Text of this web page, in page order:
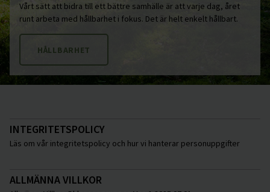
Vårt sätt att bidra till ett bättre samhälle är att varje dag, året
runt arbeta med hållbarhet i fokus. Det är helt enkelt hållbart.
HÅLLBARHET
INTEGRITETSPOLICY
Läs om vår integritetspolicy och hur vi hanterar personuppgifter
ALLMÄNNA VILLKOR